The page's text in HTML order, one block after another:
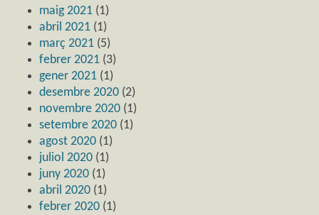
maig 2021 (1)
abril 2021 (1)
març 2021 (5)
febrer 2021 (3)
gener 2021 (1)
desembre 2020 (2)
novembre 2020 (1)
setembre 2020 (1)
agost 2020 (1)
juliol 2020 (1)
juny 2020 (1)
abril 2020 (1)
febrer 2020 (1)